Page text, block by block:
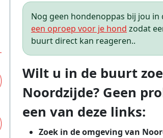
Nog geen hondenoppas bij jou in
een oproep voor je hond zodat
buurt direct kan reageren..
Wilt u in de buurt
Noordzijde? Geen
een van deze links:
Zoek in de omgeving van